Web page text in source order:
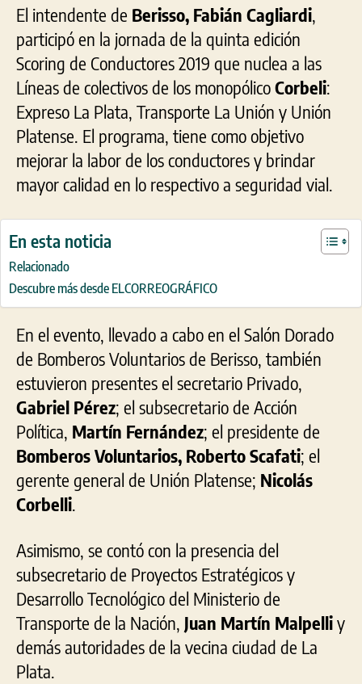
El intendente de Berisso, Fabián Cagliardi,
participó en la jornada de la quinta edición
Scoring de Conductores 2019 que nuclea a las
Líneas de colectivos de los monopólicoCorbeli:
Expreso La Plata, Transporte La Unión y Unión
Platense. El programa, tiene como objetivo
mejorar la labor de los conductores y brindar
mayor calidad en lo respectivo a seguridad vial.
En esta noticia
Relacionado
Descubre más desde ELCORREOGRÁFICO
En el evento, llevado a cabo en el Salón Dorado
de Bomberos Voluntarios de Berisso, también
estuvieron presentes el secretario Privado,
Gabriel Pérez; el subsecretario de Acción
Política, Martín Fernández; el presidente de
Bomberos Voluntarios, Roberto Scafati; el
gerente general de Unión Platense; Nicolás
Corbelli.
Asimismo, se contó con la presencia del
subsecretario de Proyectos Estratégicos y
Desarrollo Tecnológico del Ministerio de
Transporte de la Nación, Juan Martín Malpelliy
demás autoridades de la vecina ciudad de La
Plata.